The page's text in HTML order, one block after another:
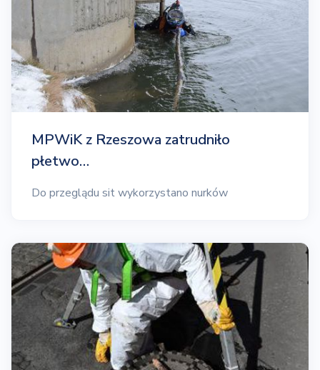
MPWiK z Rzeszowa zatrudniło
płetwo…
Do przeglądu sit wykorzystano nurków